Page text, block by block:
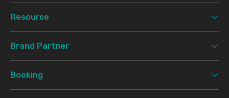
Resource
Brand Partner
Booking